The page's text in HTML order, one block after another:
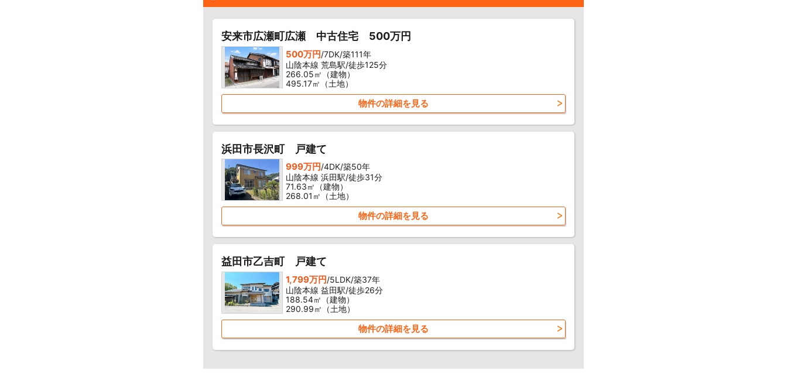
安来市広瀬町広瀬 中古住宅 500万円
500万円/7DK/築111年
山陰本線 荒島駅/徒歩125分
266.05㎡（建物）
495.17㎡（土地）
物件の詳細を見る
浜田市長沢町 戸建て
999万円/4DK/築50年
山陰本線 浜田駅/徒歩31分
71.63㎡（建物）
268.01㎡（土地）
物件の詳細を見る
益田市乙吉町 戸建て
1,799万円/5LDK/築37年
山陰本線 益田駅/徒歩26分
188.54㎡（建物）
290.99㎡（土地）
物件の詳細を見る